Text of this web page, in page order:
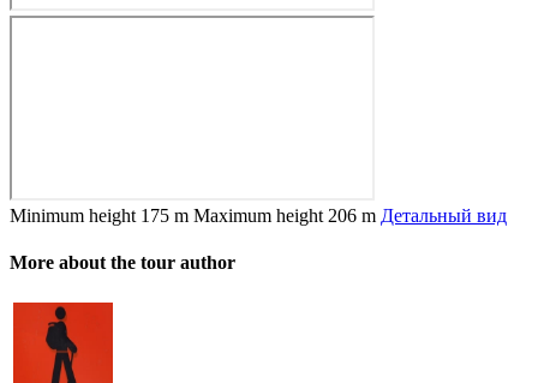
Minimum height 175 m Maximum height 206 m Детальный вид
More about the tour author